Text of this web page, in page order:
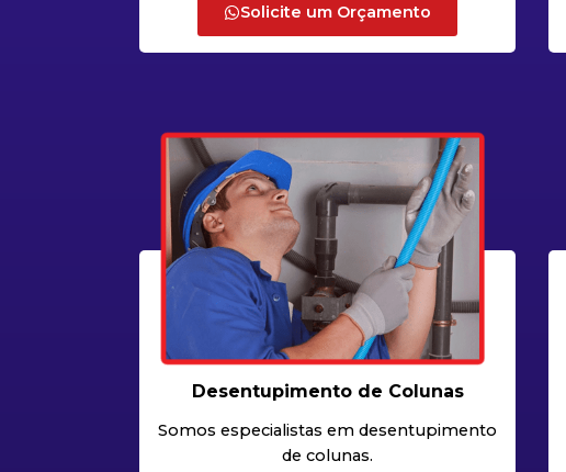
Solicite um Orçamento
Desentupimento de Colunas
Somos especialistas em desentupimento
de colunas.